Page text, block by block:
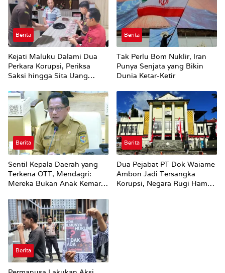
Berita
Kejati Maluku Dalami Dua
Perkara Korupsi, Periksa
Saksi hingga Sita Uang
Berita
Tak Perlu Bom Nuklir, Iran
Punya Senjata yang Bikin
Dunia Ketar-Ketir
Berita
Sentil Kepala Daerah yang
Terkena OTT, Mendagri:
Mereka Bukan Anak Kemarin
Berita
Dua Pejabat PT Dok Waiame
Ambon Jadi Tersangka
Korupsi, Negara Rugi Hampir
Berita